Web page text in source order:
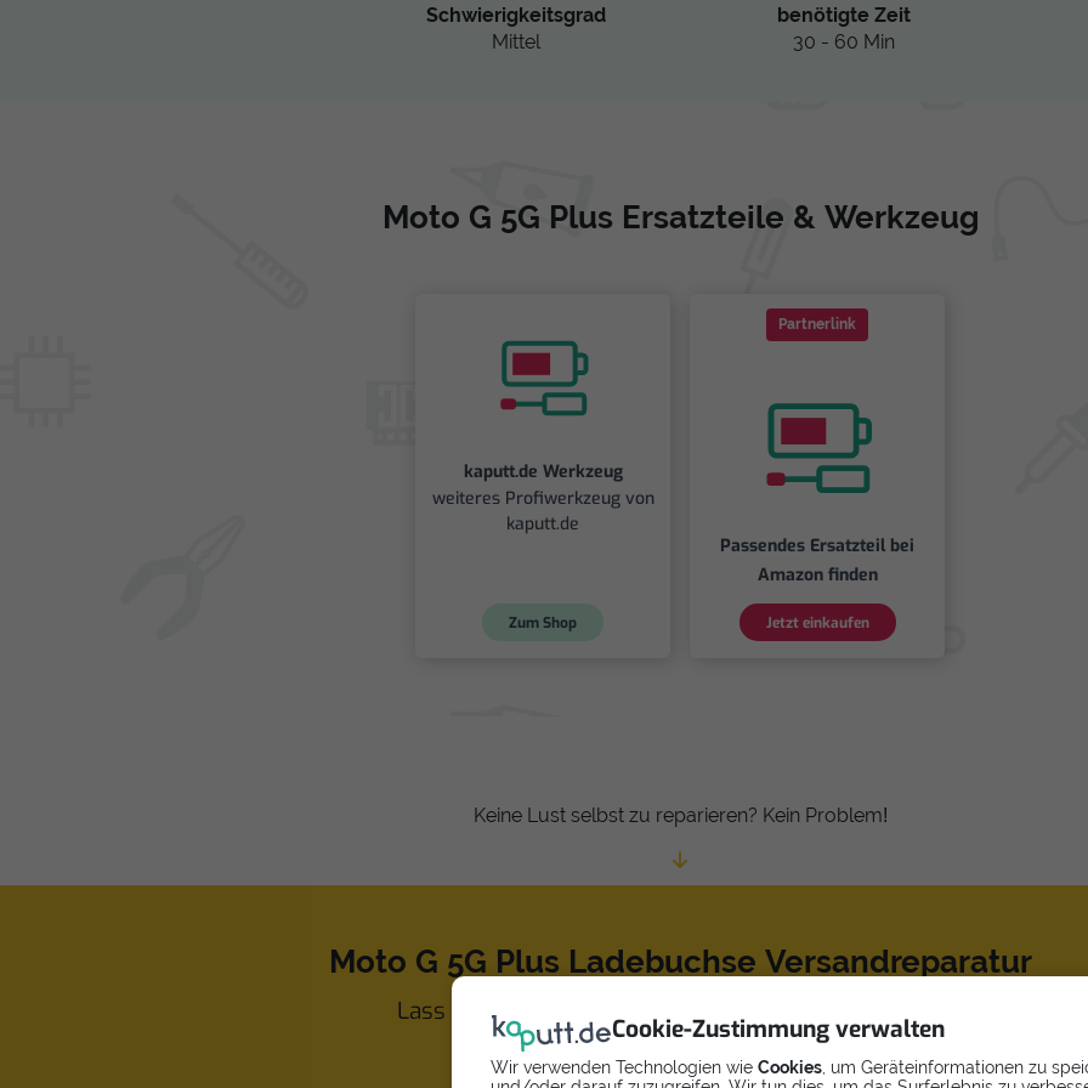
Cookie-Zustimmung verwalten
Wir verwenden Technologien wie Cookies , um Geräteinformationen zu
Schwierigkeitsgrad
Mittel
benötigte Zeit
30 - 60 Min
Moto G 5G Plus Ersatzteile & Werkzeug
kaputt.de Werkzeug
weiteres Profiwerkzeug von
kaputt.de
Zum Shop
Partnerlink
Passendes Ersatzteil bei
Amazon finden
Jetzt einkaufen
Keine Lust selbst zu reparieren? Kein Problem!
Moto G 5G Plus Ladebuchse Versandreparatur
Lass dein Moto G 5G Plus von einem Profi reparieren!